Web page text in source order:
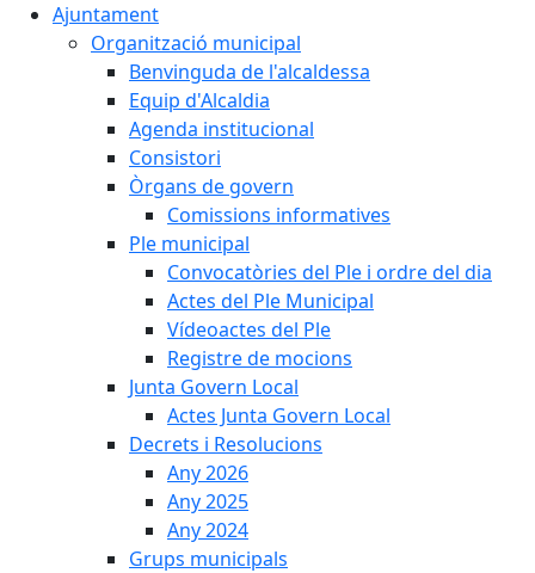
Ajuntament
Organització municipal
Benvinguda de l'alcaldessa
Equip d'Alcaldia
Agenda institucional
Consistori
Òrgans de govern
Comissions informatives
Ple municipal
Convocatòries del Ple i ordre del dia
Actes del Ple Municipal
Vídeoactes del Ple
Registre de mocions
Junta Govern Local
Actes Junta Govern Local
Decrets i Resolucions
Any 2026
Any 2025
Any 2024
Grups municipals